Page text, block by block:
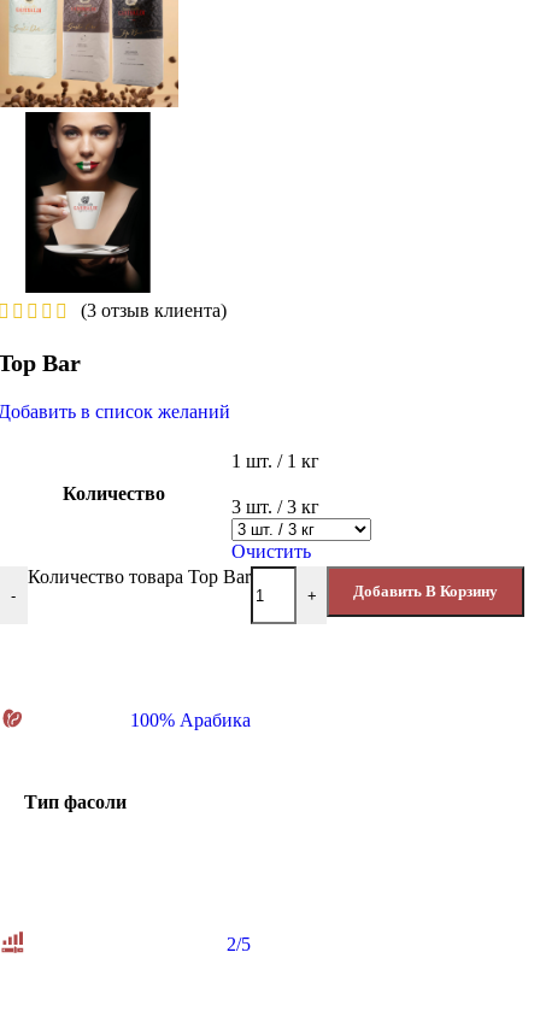
(3 отзыв клиента)
Bar
в список желаний
Количество
1 шт. / 1 кг
3 шт. / 3 кг
Очистить
-
Количество товара Top Bar
+ Добавить В Корзину
Тип фасоли
100% Арабика
2/5